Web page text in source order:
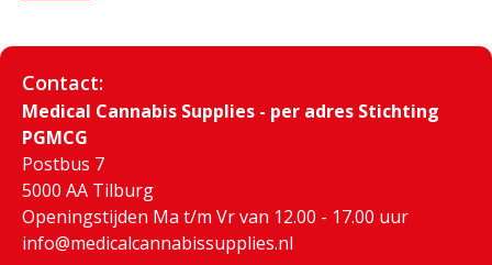
Contact:
Medical Cannabis Supplies - per adres Stichting
PGMCG
Postbus 7
5000 AA Tilburg
Openingstijden Ma t/m Vr van 12.00 - 17.00 uur
info@medicalcannabissupplies.nl